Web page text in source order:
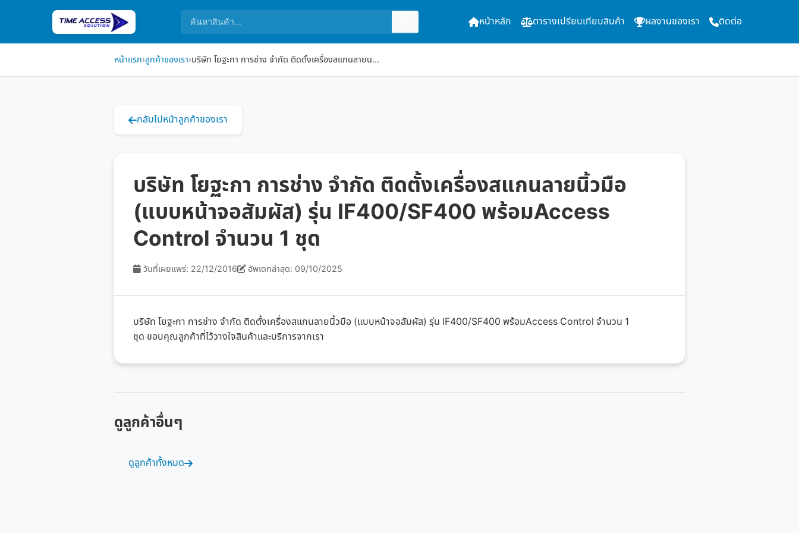
หน้าหลัก ตารางเปรียบเทียบสินค้า ผลงานของเรา ติดต่อ
หน้าแรก›ลูกค้าของเรา›บริษัท โยฐะกา การช่าง จำกัด ติดตั้งเครื่องสแกนลายน...
กลับไปหน้าลูกค้าของเรา
บริษัท โยฐะกา การช่าง จำกัด ติดตั้งเครื่องสแกนลายนิ้วมือ
(แบบหน้าจอสัมผัส) รุ่น IF400/SF400 พร้อมAccess
Control จำนวน 1 ชุด
วันที่เผยแพร่: 22/12/2016 อัพเดทล่าสุด: 09/10/2025
บริษัท โยฐะกา การช่าง จำกัด ติดตั้งเครื่องสแกนลายนิ้วมือ (แบบหน้าจอสัมผัส) รุ่น IF400/SF400 พร้อมAccess Control จำนวน 1
ชุด ขอบคุณลูกค้าที่ไว้วางใจสินค้าและบริการจากเรา
ดูลูกค้าอื่นๆ
ดูลูกค้าทั้งหมด